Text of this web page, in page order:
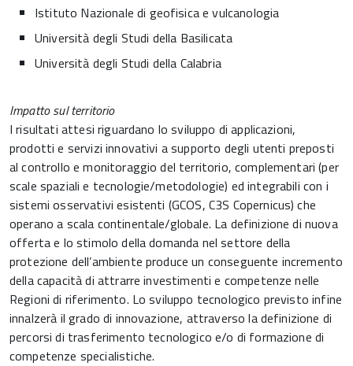
Istituto Nazionale di geofisica e vulcanologia
Università degli Studi della Basilicata
Università degli Studi della Calabria
Impatto sul territorio
I risultati attesi riguardano lo sviluppo di applicazioni,
prodotti e servizi innovativi a supporto degli utenti preposti
al controllo e monitoraggio del territorio, complementari (per
scale spaziali e tecnologie/metodologie) ed integrabili con i
sistemi osservativi esistenti (GCOS, C3S Copernicus) che
operano a scala continentale/globale. La definizione di nuova
offerta e lo stimolo della domanda nel settore della
protezione dell’ambiente produce un conseguente incremento
della capacità di attrarre investimenti e competenze nelle
Regioni di riferimento. Lo sviluppo tecnologico previsto infine
innalzerà il grado di innovazione, attraverso la definizione di
percorsi di trasferimento tecnologico e/o di formazione di
competenze specialistiche.